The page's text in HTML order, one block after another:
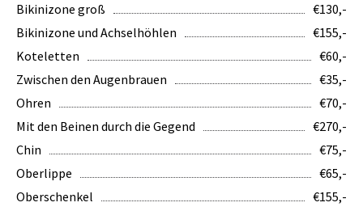
Bikinizone groß
€130,-
Bikinizone und Achselhöhlen
€155,-
Koteletten
€60,-
Zwischen den Augenbrauen
€35,-
Ohren
€70,-
Mit den Beinen durch die Gegend
€270,-
Chin
€75,-
Oberlippe
€65,-
Oberschenkel
€155,-